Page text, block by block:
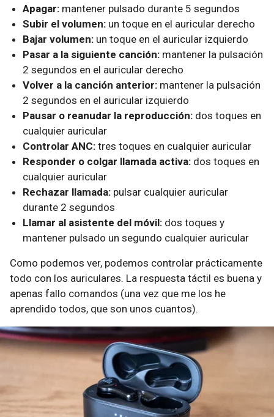
Apagar: mantener pulsado durante 5 segundos
Subir el volumen: un toque en el auricular derecho
Bajar volumen: un toque en el auricular izquierdo
Pasar a la siguiente canción: mantener la pulsación
2 segundos en el auricular derecho
Volver a la canción anterior: mantener la pulsación
2 segundos en el auricular izquierdo
Pausar o reanudar la reproducción: dos toques en
cualquier auricular
Controlar ANC: tres toques en cualquier auricular
Responder o colgar llamada activa: dos toques en
cualquier auricular
Rechazar llamada: pulsar cualquier auricular
durante 2 segundos
Llamar al asistente del móvil: dos toques y
mantener pulsado un segundo cualquier auricular
Como podemos ver, podemos controlar prácticamente
todo con los auriculares. La respuesta táctil es buena y
apenas fallo comandos (una vez que me los he
aprendido todos, que son unos cuantos).